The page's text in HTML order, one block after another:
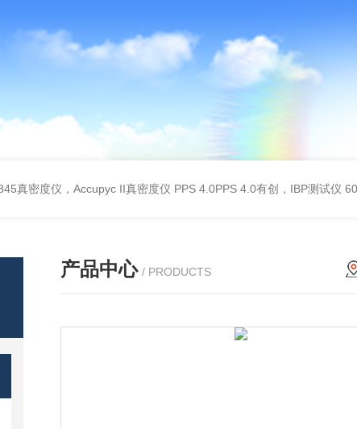
真密度仪，Accupyc II真密度仪 PPS 4.0PPS 4.0有创，IBP测试仪 6005,
产品中心 / PRODUCTS